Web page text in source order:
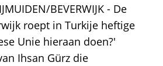
BEVERWIJK - De
roept in Turkije heftige
Unie hieraan doen?'
Ihsan Gürz die